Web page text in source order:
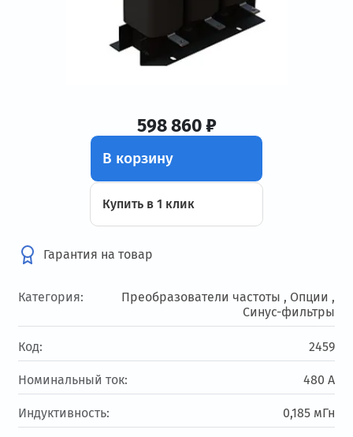
598 860 ₽
В корзину
Купить в 1 клик
Гарантия на товар
Категория: Преобразователи частоты , Опции ,
Синус-фильтры
Код: 2459
Номинальный ток: 480 А
Индуктивность: 0,185 мГн